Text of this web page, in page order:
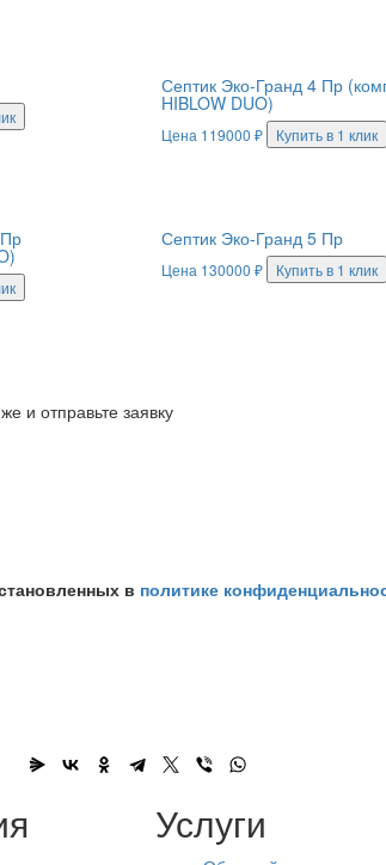
Септик Эко-Гранд 4 Пр
HIBLOW DUO)
Цена 119000 ₽ Купить в 1 клик
Септик Эко-Гранд 5 Пр
Цена 130000 ₽ Купить в 1 клик
и отправьте заявку
в политике
Услуги